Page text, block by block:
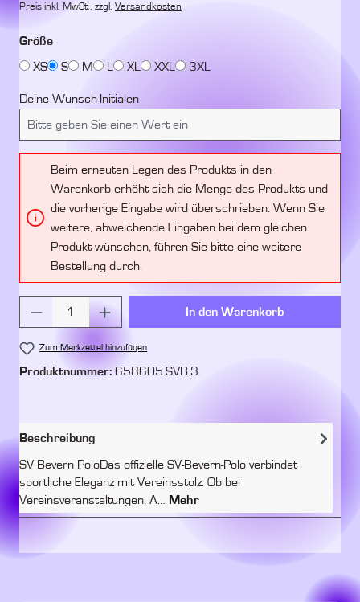
Preis inkl. MwSt., zzgl. Versandkosten
Größeauswählen
XS
S M L XL XXL 3XL
Deine Wunsch-Initialen
Beim erneuten Legen des Produkts in den
Warenkorb erhöht sich die Menge des Produkts und
die vorherige Eingabe wird überschrieben. Wenn Sie
weitere, abweichende Eingaben bei dem gleichen
Produkt wünschen, führen Sie bitte eine weitere
Bestellung durch.
Produkt Anzahl: Gib den gewünschten Wert
In den Warenkorb
Zum Merkzettel hinzufügen
Produktnummer: 658605.SVB.3
Beschreibung
SV Bevern PoloDas offizielle SV-Bevern-Polo verbindet
sportliche Eleganz mit Vereinsstolz. Ob bei
Vereinsveranstaltungen, A… Mehr